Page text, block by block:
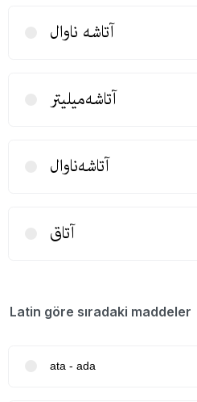
آتاشه‌ ناوال
آتاشه‌میلیتر
آتاشه‌ناوال
آتاق
Latin göre sıradaki maddeler
ata - ada